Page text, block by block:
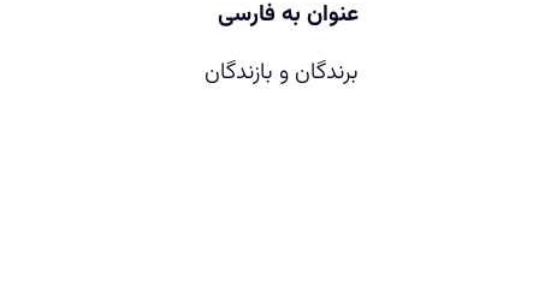
ع‍ن‍وان‌ ب‍ه‌ فارسی
ب‍رن‍دگ‍ان‌ و ب‍ازن‍دگ‍ان‌